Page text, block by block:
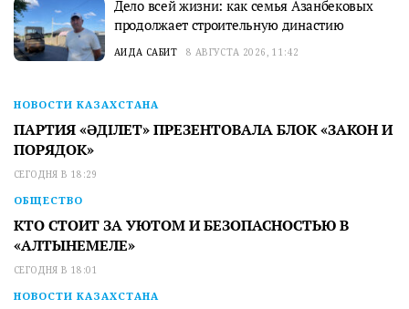
Дело всей жизни: как семья Азанбековых
продолжает строительную династию
АИДА САБИТ 8 АВГУСТА 2026, 11:42
НОВОСТИ КАЗАХСТАНА
ПАРТИЯ «ӘДІЛЕТ» ПРЕЗЕНТОВАЛА БЛОК «ЗАКОН И
ПОРЯДОК»
СЕГОДНЯ В 18:29
ОБЩЕСТВО
КТО СТОИТ ЗА УЮТОМ И БЕЗОПАСНОСТЬЮ В
«АЛТЫНЕМЕЛЕ»
СЕГОДНЯ В 18:01
НОВОСТИ КАЗАХСТАНА